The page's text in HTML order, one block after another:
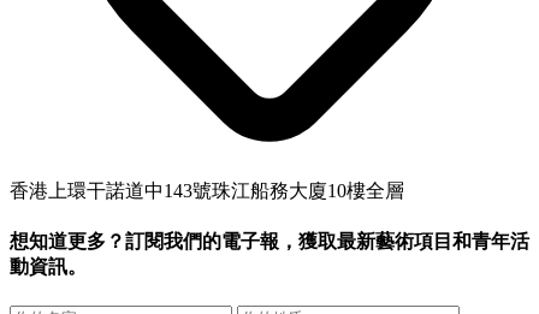
香港上環干諾道中143號珠江船務大廈10樓全層
想知道更多？訂閱我們的電子報，獲取最新藝術項目和青年活
動資訊。